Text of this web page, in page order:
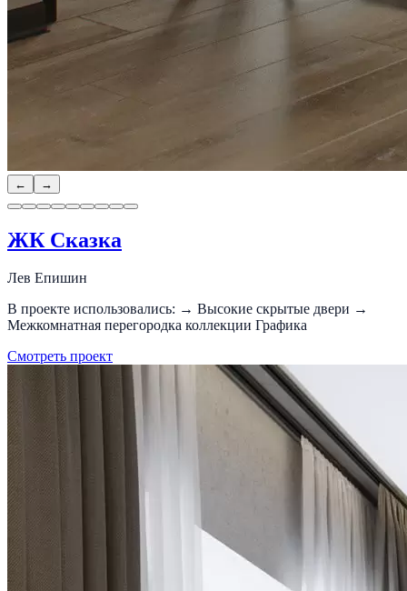
← →
ЖК Сказка
Лев Епишин
В проекте использовались: → Высокие скрытые двери →
Межкомнатная перегородка коллекции Графика
Смотреть проект